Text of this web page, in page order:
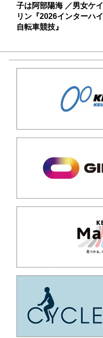
子は阿部陽海 ／男女ケイ
リン『2026インターハイ
自転車競技』